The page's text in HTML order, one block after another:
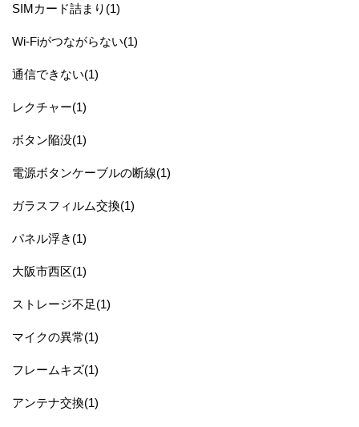
SIMカード詰まり(1)
Wi-Fiがつながらない(1)
通信できない(1)
レクチャー(1)
ボタン陥没(1)
電源ボタンケーブルの断線(1)
ガラスフィルム交換(1)
パネル浮き(1)
大阪市西区(1)
ストレージ不足(1)
マイクの異常(1)
フレームキズ(1)
アンテナ交換(1)